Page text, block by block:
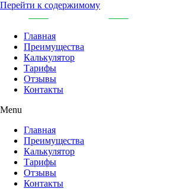
Перейти к содержимому
Главная
Преимущества
Калькулятор
Тарифы
Отзывы
Контакты
Menu
Главная
Преимущества
Калькулятор
Тарифы
Отзывы
Контакты